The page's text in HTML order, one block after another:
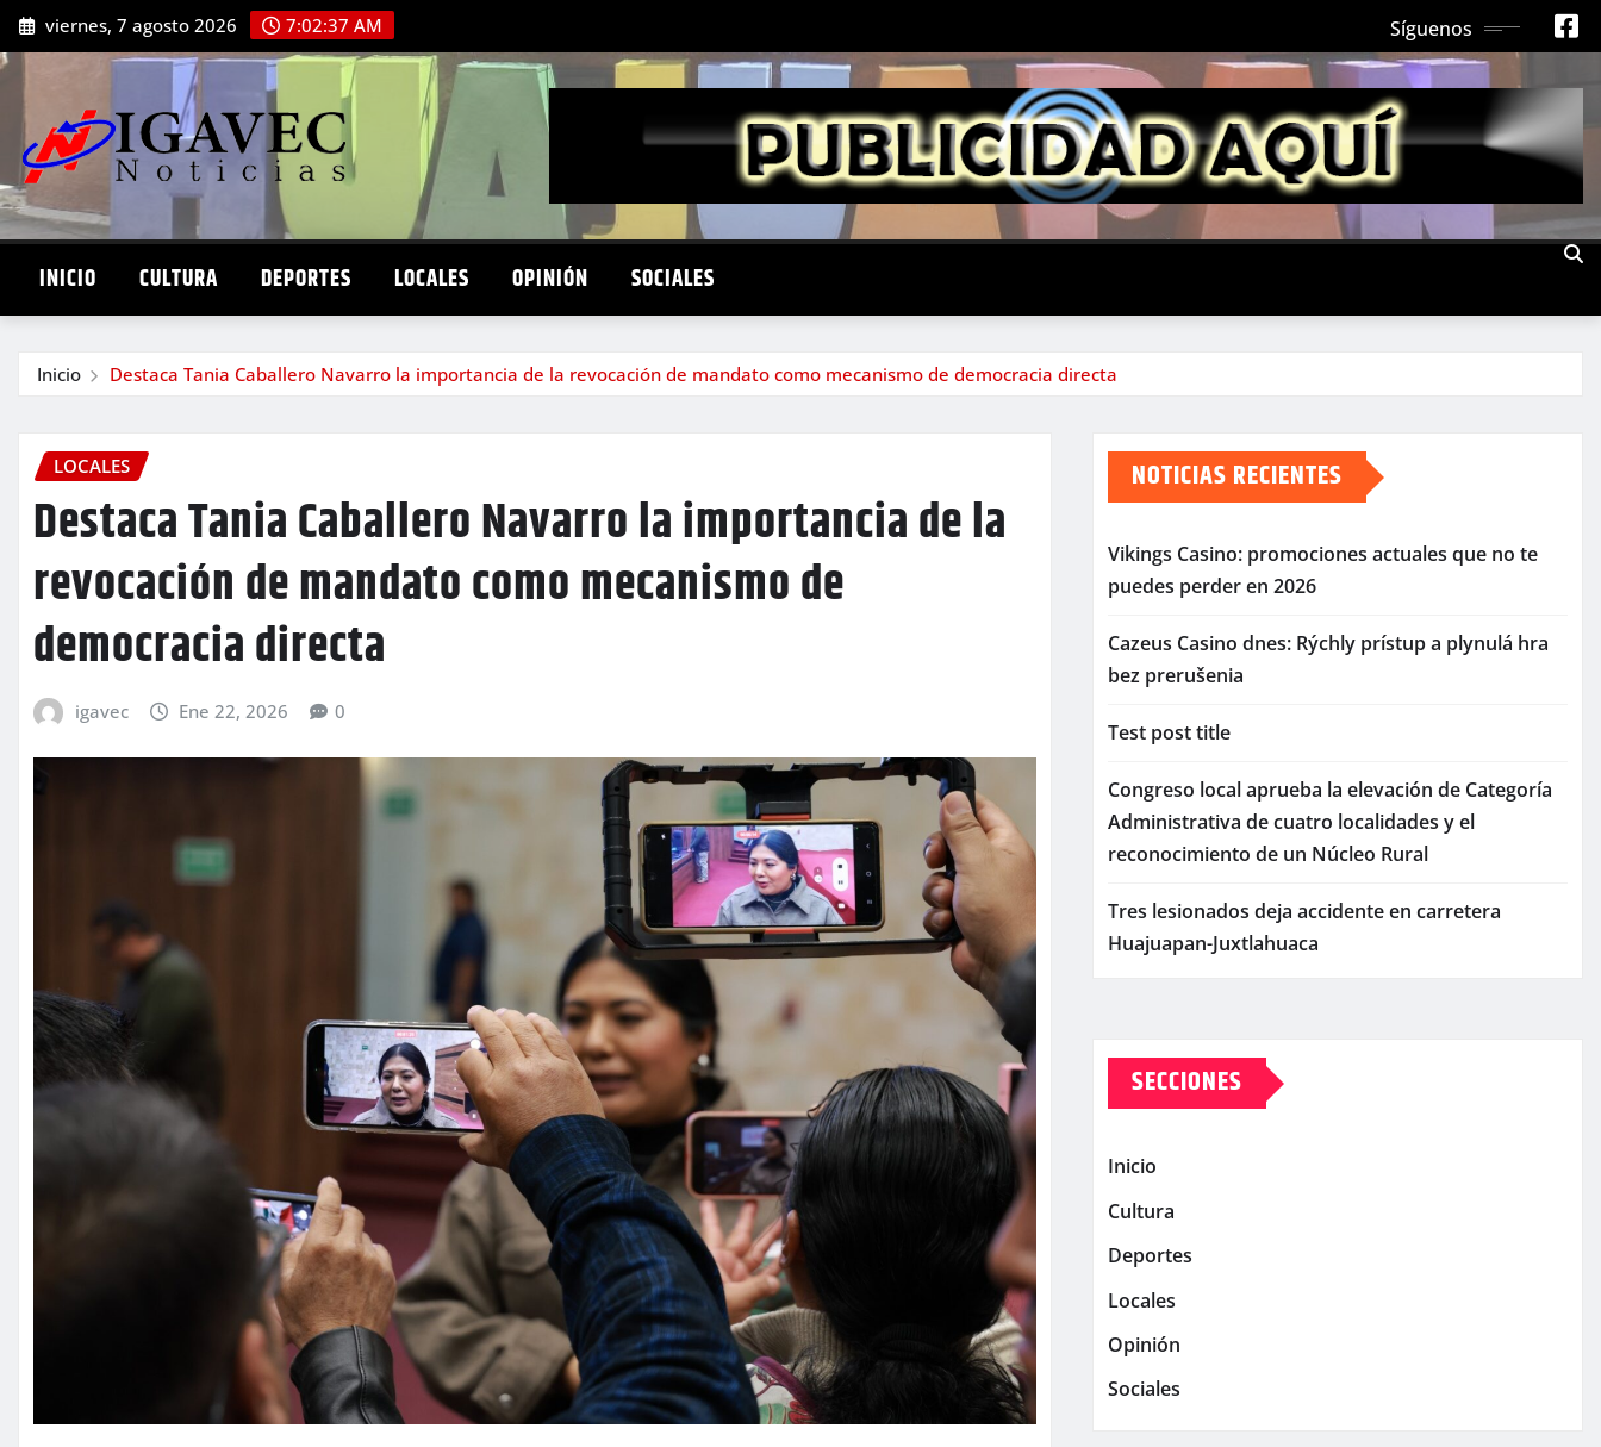
Saltar
al
contenido
viernes, 7 agosto 2026 7:02:38 AM Síguenos
INICIO CULTURA DEPORTES LOCALES OPINIÓN SOCIALES
Inicio Destaca Tania Caballero Navarro la importancia de la revocación de mandato como mecanismo de democracia directa
LOCALES
Destaca Tania Caballero Navarro la importancia de la
revocación de mandato como mecanismo de
democracia directa
igavec Ene 22, 2026 0
NOTICIAS RECIENTES
Vikings Casino: promociones actuales que no te
puedes perder en 2026
Cazeus Casino dnes: Rýchly prístup a plynulá hra
bez prerušenia
Test post title
Congreso local aprueba la elevación de Categoría
Administrativa de cuatro localidades y el
reconocimiento de un Núcleo Rural
Tres lesionados deja accidente en carretera
Huajuapan-Juxtlahuaca
SECCIONES
Inicio
Cultura
Deportes
Locales
Opinión
Sociales